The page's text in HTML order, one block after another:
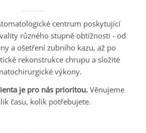
centrum poskytující
různého stupně obtížnosti - od
a ošetření zubního kazu, až po
rekonstrukce chrupu a složité
výkony.
je pro nás prioritou.Věnujeme
času, kolik potřebujete.